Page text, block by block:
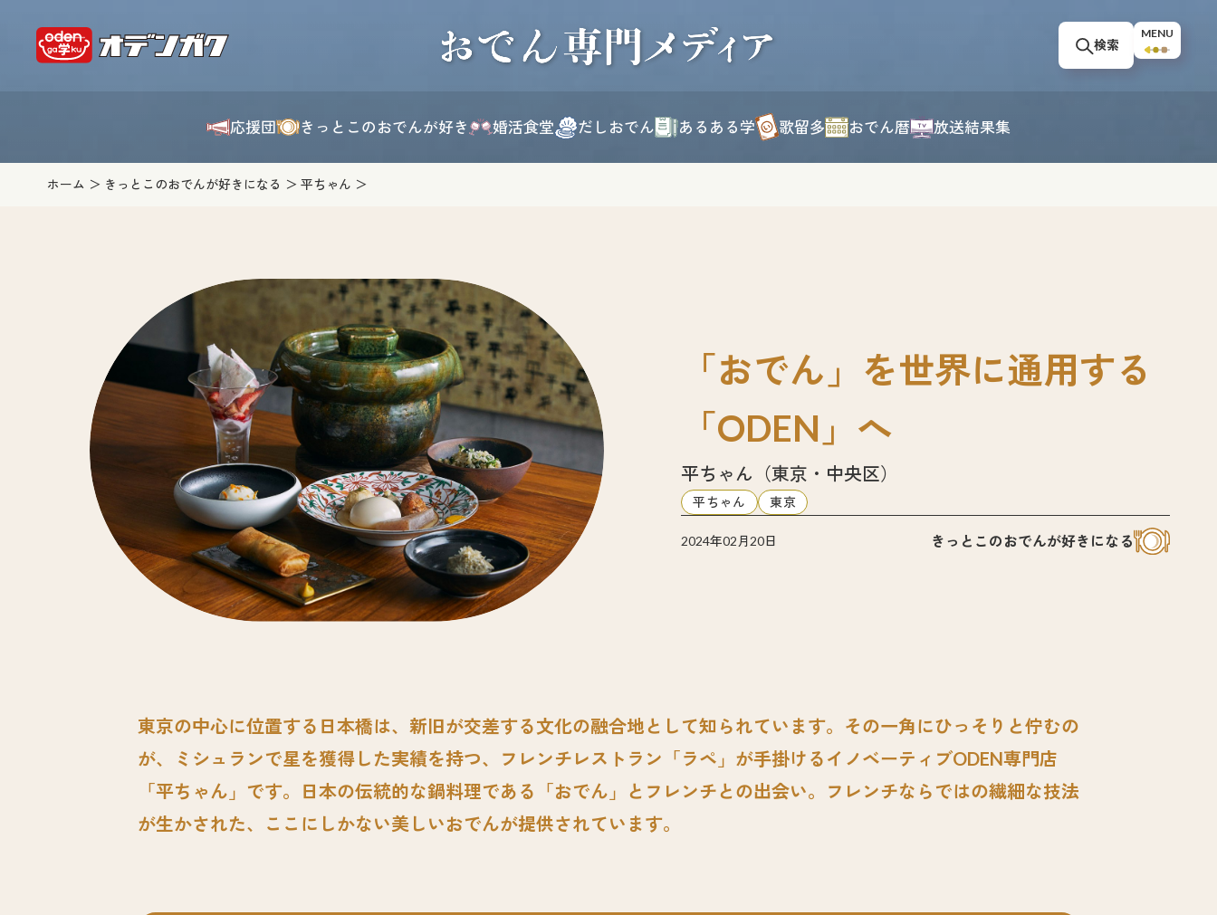
検索
MENU
応援団 きっとこのおでんが好き 婚活食堂 だしおでん あるある学 歌留多 おでん暦 放送結果集
ホーム きっとこのおでんが好きになる 平ちゃん
「おでん」を世界に通用する
「ODEN」へ
平ちゃん（東京・中央区）
平ちゃん 東京
2024年02月20日 きっとこのおでんが好きになる
東京の中心に位置する日本橋は、新旧が交差する文化の融合地として知られています。その一角にひっそりと佇むの
が、ミシュランで星を獲得した実績を持つ、フレンチレストラン「ラペ」が手掛けるイノベーティブODEN専門店
「平ちゃん」です。日本の伝統的な鍋料理である「おでん」とフレンチとの出会い。フレンチならではの繊細な技法
が生かされた、ここにしかない美しいおでんが提供されています。